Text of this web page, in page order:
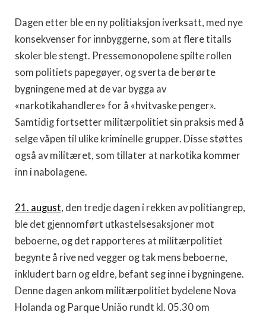
Dagen etter ble en ny politiaksjon iverksatt, med nye
konsekvenser for innbyggerne, som at flere titalls
skoler ble stengt. Pressemonopolene spilte rollen
som politiets papegøyer, og sverta de berørte
bygningene med at de var bygga av
«narkotikahandlere» for å «hvitvaske penger».
Samtidig fortsetter militærpolitiet sin praksis med å
selge våpen til ulike kriminelle grupper. Disse støttes
også av militæret, som tillater at narkotika kommer
inn i nabolagene.
21. august, den tredje dagen i rekken av politiangrep,
ble det gjennomført utkastelsesaksjoner mot
beboerne, og det rapporteres at militærpolitiet
begynte å rive ned vegger og tak mens beboerne,
inkludert barn og eldre, befant seg inne i bygningene.
Denne dagen ankom militærpolitiet bydelene Nova
Holanda og Parque União rundt kl. 05.30 om